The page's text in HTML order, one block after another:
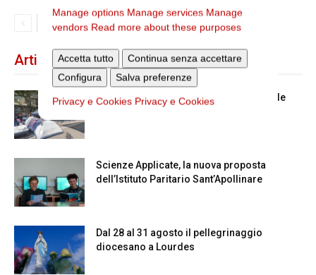
Manage options Manage services Manage
vendors Read more about these purposes
Accetta tutto
Continua senza accettare
Configura
Salva preferenze
Privacy e Cookies Privacy e Cookies
Articoli recenti
Spin Time: la dichiarazione del cardinale
Scienze Applicate, la nuova proposta
dell’Istituto Paritario Sant’Apollinare
Dal 28 al 31 agosto il pellegrinaggio
diocesano a Lourdes